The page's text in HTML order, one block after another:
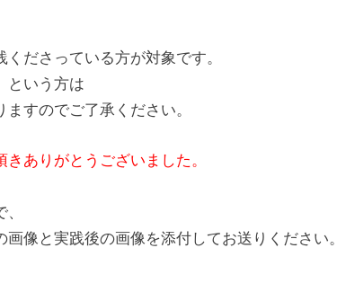
ださっている方が対象です。
という方は
すのでご了承ください。
ありがとうございました。
像と実践後の画像を添付してお送りください。